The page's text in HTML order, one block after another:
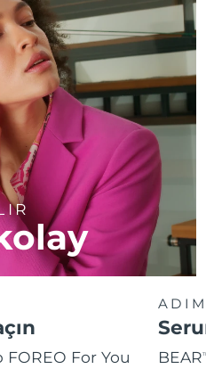
FOREO For You
BEAR